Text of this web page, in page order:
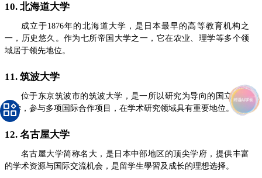
10. 北海道大学
成立于1876年的北海道大学，是日本最早的高等教育机构之
一，历史悠久。作为七所帝国大学之一，它在农业、理学等多个领
域居于领先地位。
11. 筑波大学
位于东京筑波市的筑波大学，是一所以研究为导向的国立综合
大学，参与多项国际合作项目，在学术研究领域具有重要地位。
12. 名古屋大学
名古屋大学简称名大，是日本中部地区的顶尖学府，提供丰富
的学术资源与国际交流机会，是留学生學習及成长的理想选择。